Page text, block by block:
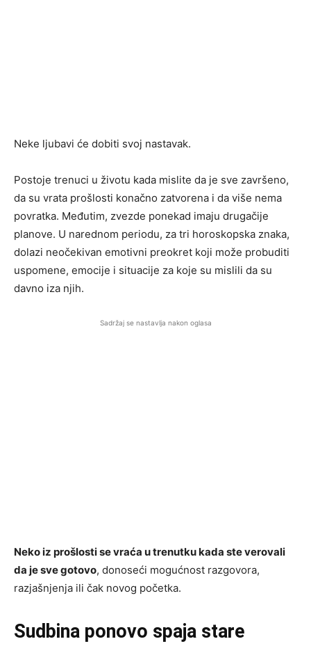
Neke ljubavi će dobiti svoj nastavak.
Postoje trenuci u životu kada mislite da je sve završeno,
da su vrata prošlosti konačno zatvorena i da više nema
povratka. Međutim, zvezde ponekad imaju drugačije
planove. U narednom periodu, za tri horoskopska znaka,
dolazi neočekivan emotivni preokret koji može probuditi
uspomene, emocije i situacije za koje su mislili da su
davno iza njih.
Sadržaj se nastavlja nakon oglasa
Neko iz prošlosti se vraća u trenutku kada ste verovali
da je sve gotovo, donoseći mogućnost razgovora,
razjašnjenja ili čak novog početka.
Sudbina ponovo spaja stare